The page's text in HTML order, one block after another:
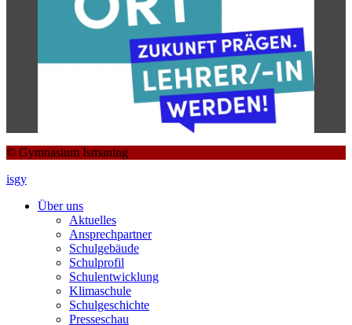
© Gymnasium Ismaning
isgy
Über uns
Aktuelles
Ansprechpartner
Schulgebäude
Schulprofil
Schulentwicklung
Klimaschule
Schulgeschichte
Presseschau